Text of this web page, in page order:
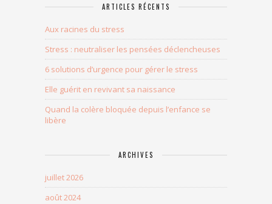
ARTICLES RÉCENTS
Aux racines du stress
Stress : neutraliser les pensées déclencheuses
6 solutions d’urgence pour gérer le stress
Elle guérit en revivant sa naissance
Quand la colère bloquée depuis l’enfance se
libère
ARCHIVES
juillet 2026
août 2024